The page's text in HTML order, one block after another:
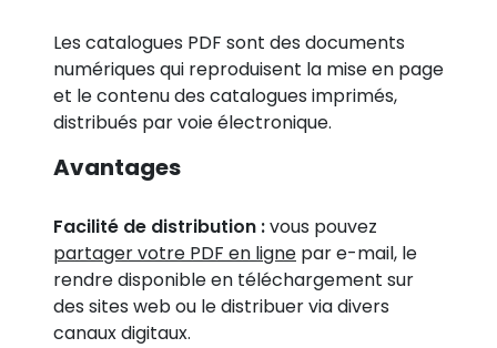
Les catalogues PDF sont des documents
numériques qui reproduisent la mise en page
et le contenu des catalogues imprimés,
distribués par voie électronique.
Avantages
Facilité de distribution :vous pouvez
partager votre PDF en ligne par e-mail, le
rendre disponible en téléchargement sur
des sites web ou le distribuer via divers
canaux digitaux.